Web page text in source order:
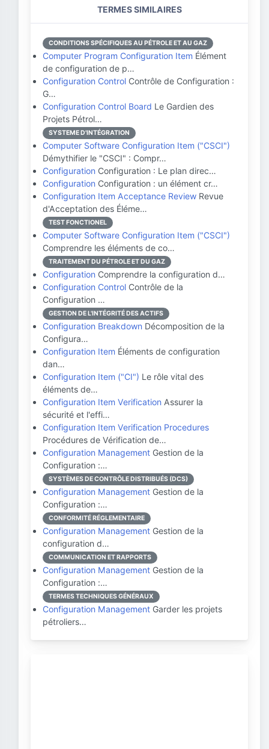
TERMES SIMILAIRES
CONDITIONS SPÉCIFIQUES AU PÉTROLE ET AU GAZ
Computer Program Configuration Item Élément
de configuration de p…
Configuration Control Contrôle de Configuration :
G…
Configuration Control Board Le Gardien des
Projets Pétrol…
SYSTEME D'INTÉGRATION
Computer Software Configuration Item ("CSCI")
Démythifier le "CSCI" : Compr…
Configuration Configuration : Le plan direc…
Configuration Configuration : un élément cr…
Configuration Item Acceptance Review Revue
d'Acceptation des Éléme…
TEST FONCTIONEL
Computer Software Configuration Item ("CSCI")
Comprendre les éléments de co…
TRAITEMENT DU PÉTROLE ET DU GAZ
Configuration Comprendre la configuration d…
Configuration Control Contrôle de la
Configuration …
GESTION DE L'INTÉGRITÉ DES ACTIFS
Configuration Breakdown Décomposition de la
Configura…
Configuration Item Éléments de configuration
dan…
Configuration Item ("CI") Le rôle vital des
éléments de…
Configuration Item Verification Assurer la
sécurité et l'effi…
Configuration Item Verification Procedures
Procédures de Vérification de…
Configuration Management Gestion de la
Configuration :…
SYSTÈMES DE CONTRÔLE DISTRIBUÉS (DCS)
Configuration Management Gestion de la
Configuration :…
CONFORMITÉ RÉGLEMENTAIRE
Configuration Management Gestion de la
configuration d…
COMMUNICATION ET RAPPORTS
Configuration Management Gestion de la
Configuration :…
TERMES TECHNIQUES GÉNÉRAUX
Configuration Management Garder les projets
pétroliers…